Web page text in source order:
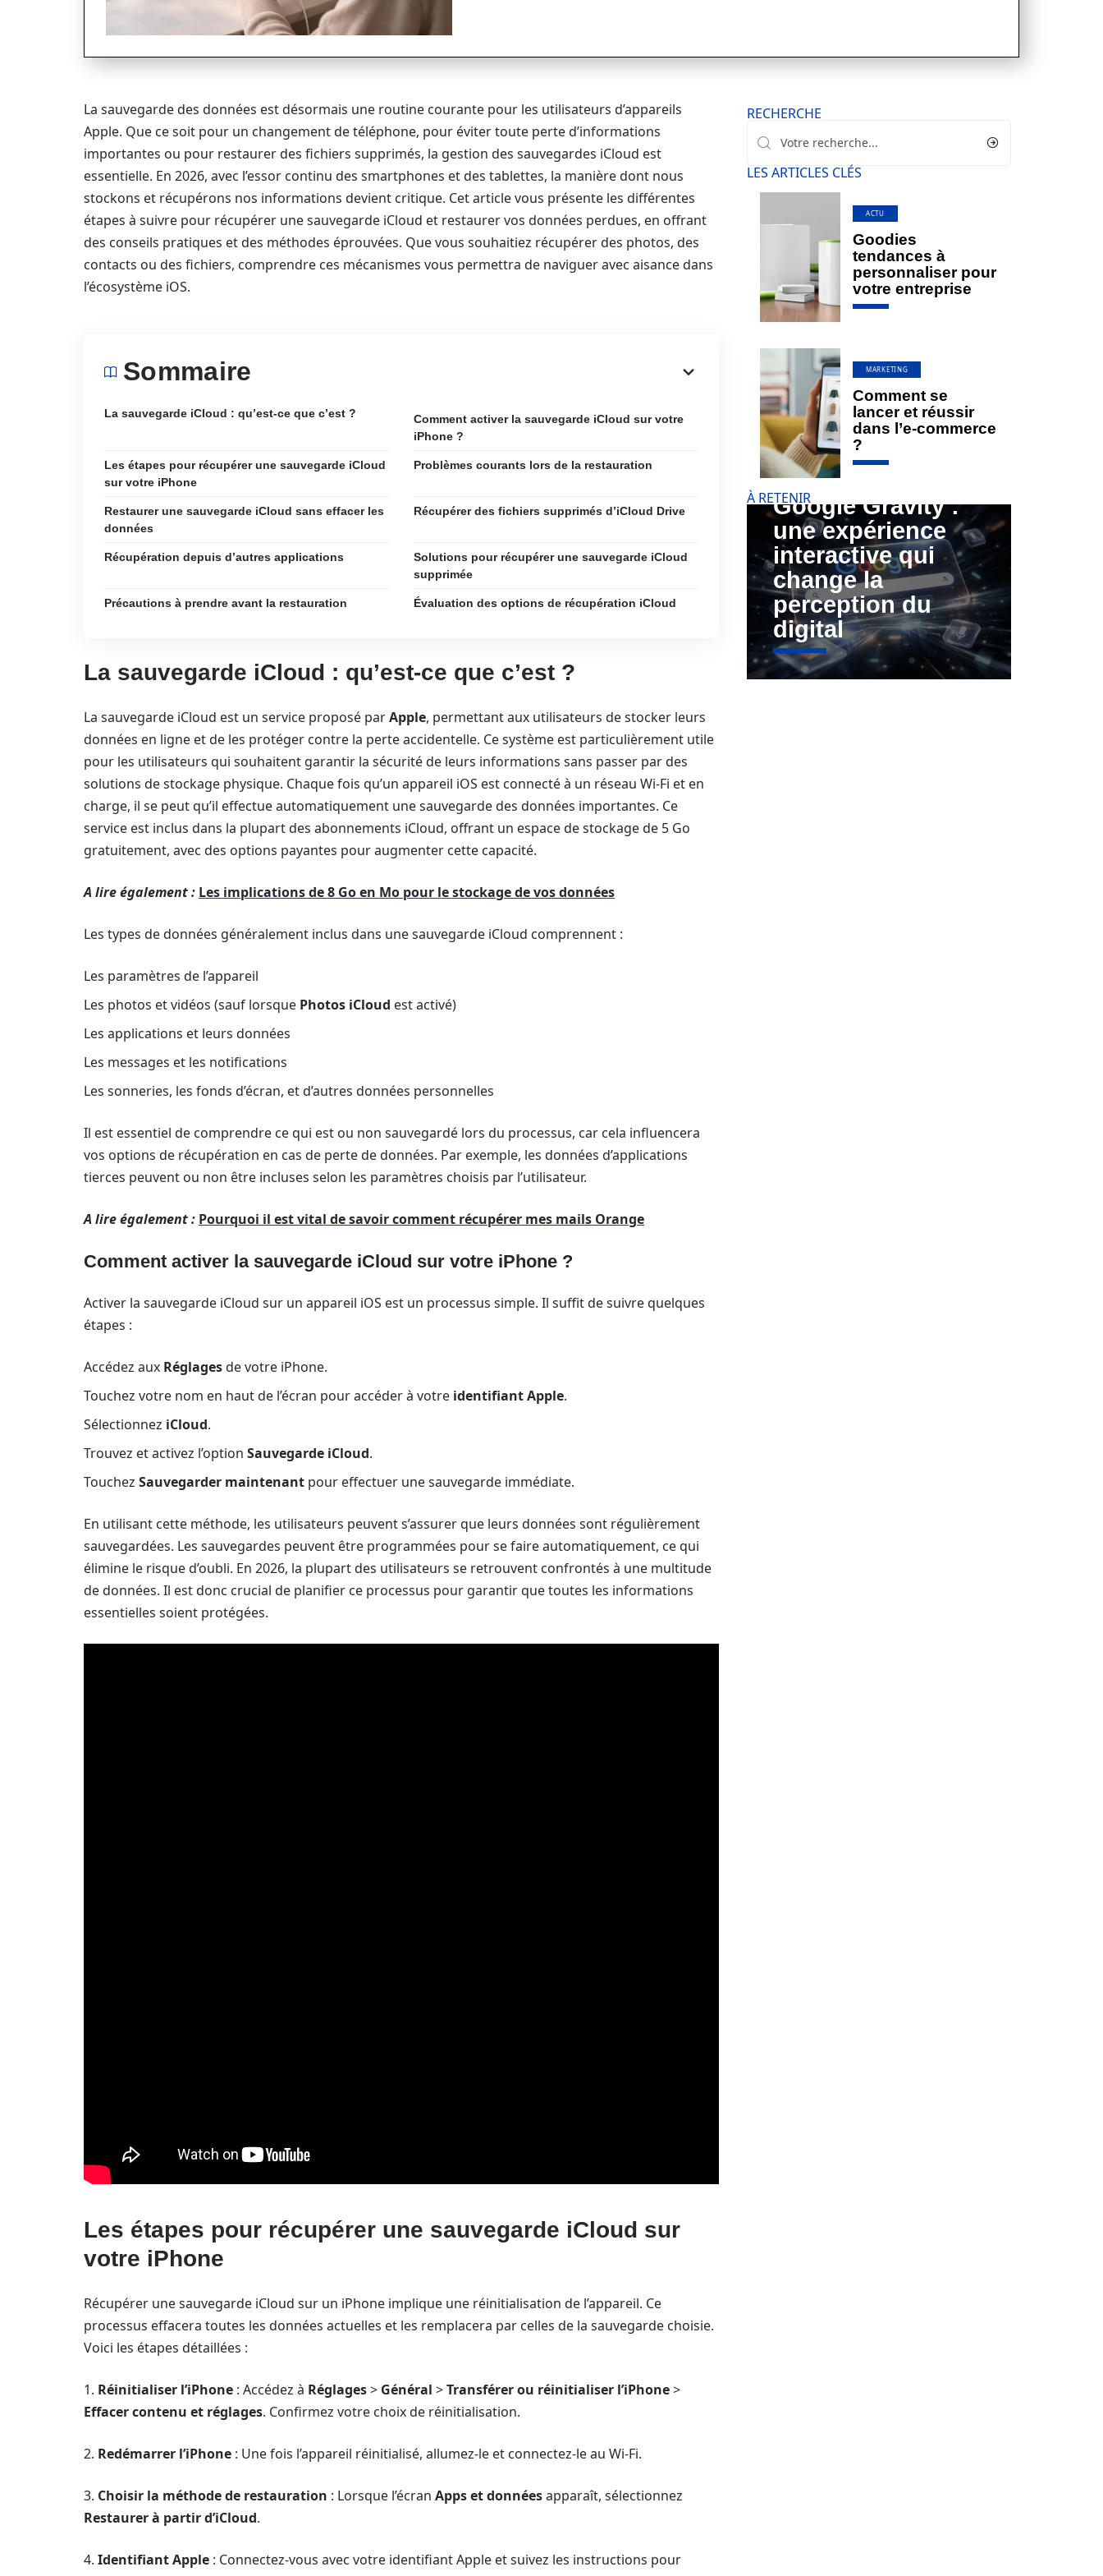
La sauvegarde des données est désormais une routine courante pour les utilisateurs d’appareils
Apple. Que ce soit pour un changement de téléphone, pour éviter toute perte d’informations
importantes ou pour restaurer des fichiers supprimés, la gestion des sauvegardes iCloud est
essentielle. En 2026, avec l’essor continu des smartphones et des tablettes, la manière dont nous
stockons et récupérons nos informations devient critique. Cet article vous présente les différentes
étapes à suivre pour récupérer une sauvegarde iCloud et restaurer vos données perdues, en offrant
des conseils pratiques et des méthodes éprouvées. Que vous souhaitiez récupérer des photos, des
contacts ou des fichiers, comprendre ces mécanismes vous permettra de naviguer avec aisance dans
l’écosystème iOS.
Sommaire
La sauvegarde iCloud : qu’est-ce que c’est ?
Comment activer la sauvegarde iCloud sur votre
iPhone ?
Les étapes pour récupérer une sauvegarde iCloud
sur votre iPhone
Problèmes courants lors de la restauration
Restaurer une sauvegarde iCloud sans effacer les
données
Récupérer des fichiers supprimés d’iCloud Drive
Récupération depuis d’autres applications
Solutions pour récupérer une sauvegarde iCloud
supprimée
Précautions à prendre avant la restauration Évaluation des options de récupération iCloud
La sauvegarde iCloud : qu’est-ce que c’est ?
La sauvegarde iCloud est un service proposé parApple, permettant aux utilisateurs de stocker leurs
données en ligne et de les protéger contre la perte accidentelle. Ce système est particulièrement utile
pour les utilisateurs qui souhaitent garantir la sécurité de leurs informations sans passer par des
solutions de stockage physique. Chaque fois qu’un appareil iOS est connecté à un réseau Wi-Fi et en
charge, il se peut qu’il effectue automatiquement une sauvegarde des données importantes. Ce
service est inclus dans la plupart des abonnements iCloud, offrant un espace de stockage de 5 Go
gratuitement, avec des options payantes pour augmenter cette capacité.
A lire également : Les implications de 8 Go en Mo pour le stockage de vos données
Les types de données généralement inclus dans une sauvegarde iCloud comprennent :
Les paramètres de l’appareil
Les photos et vidéos (sauf lorsque Photos iCloud est activé)
Les applications et leurs données
Les messages et les notifications
Les sonneries, les fonds d’écran, et d’autres données personnelles
Il est essentiel de comprendre ce qui est ou non sauvegardé lors du processus, car cela influencera
vos options de récupération en cas de perte de données. Par exemple, les données d’applications
tierces peuvent ou non être incluses selon les paramètres choisis par l’utilisateur.
A lire également : Pourquoi il est vital de savoir comment récupérer mes mails Orange
Comment activer la sauvegarde iCloud sur votre iPhone ?
Activer la sauvegarde iCloud sur un appareil iOS est un processus simple. Il suffit de suivre quelques
étapes :
Accédez aux Réglagesde votre iPhone.
Touchez votre nom en haut de l’écran pour accéder à votre identifiant Apple.
Sélectionnez iCloud.
Trouvez et activez l’option Sauvegarde iCloud.
Touchez Sauvegarder maintenant pour effectuer une sauvegarde immédiate.
En utilisant cette méthode, les utilisateurs peuvent s’assurer que leurs données sont régulièrement
sauvegardées. Les sauvegardes peuvent être programmées pour se faire automatiquement, ce qui
élimine le risque d’oubli. En 2026, la plupart des utilisateurs se retrouvent confrontés à une multitude
de données. Il est donc crucial de planifier ce processus pour garantir que toutes les informations
essentielles soient protégées.
Les étapes pour récupérer une sauvegarde iCloud sur
votre iPhone
Récupérer une sauvegarde iCloud sur un iPhone implique une réinitialisation de l’appareil. Ce
processus effacera toutes les données actuelles et les remplacera par celles de la sauvegarde choisie.
Voici les étapes détaillées :
1. Réinitialiser l’iPhone : Accédez à Réglages> Général >Transférer ou réinitialiser l’iPhone>
Effacer contenu et réglages. Confirmez votre choix de réinitialisation.
2. Redémarrer l’iPhone : Une fois l’appareil réinitialisé, allumez-le et connectez-le au Wi-Fi.
3. Choisir la méthode de restauration : Lorsque l’écran Apps et donnéesapparaît, sélectionnez
Restaurer à partir d’iCloud.
4. Identifiant Apple : Connectez-vous avec votre identifiant Apple et suivez les instructions pour
RECHERCHE
LES ARTICLES CLÉS
ACTU
Goodies
tendances à
personnaliser pour
votre entreprise
MARKETING
Comment se
lancer et réussir
dans l’e-commerce
?
À RETENIR
Google Gravity :
une expérience
interactive qui
change la
perception du
digital